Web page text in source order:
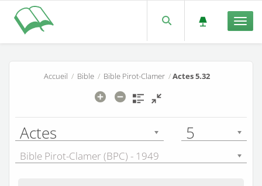
Accueil / Bible / Bible Pirot-Clamer /Actes 5.32
Actes 5
Bible Pirot-Clamer (BPC) - 1949